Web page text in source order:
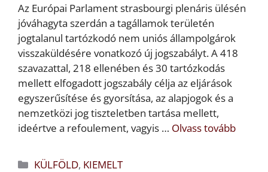
Az Európai Parlament strasbourgi plenáris ülésén
jóváhagyta szerdán a tagállamok területén
jogtalanul tartózkodó nem uniós állampolgárok
visszaküldésére vonatkozó új jogszabályt. A 418
szavazattal, 218 ellenében és 30 tartózkodás
mellett elfogadott jogszabály célja az eljárások
egyszerűsítése és gyorsítása, az alapjogok és a
nemzetközi jog tiszteletben tartása mellett,
ideértve a refoulement, vagyis … Olvass tovább
Kategória
KÜLFÖLD, KIEMELT